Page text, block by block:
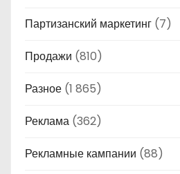
Партизанский маркетинг (7)
Продажи (810)
Разное (1 865)
Реклама (362)
Рекламные кампании (88)